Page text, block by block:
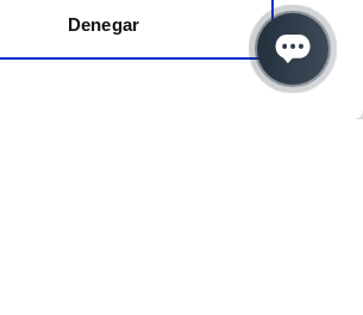
Denegar